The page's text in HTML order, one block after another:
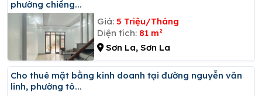
phường chiềng...
Giá: 5 Triệu/Tháng
Diện tích: 81 m²
Sơn La, Sơn La
Cho thuê mặt bằng kinh doanh tại đường nguyễn văn
linh, phường tô...